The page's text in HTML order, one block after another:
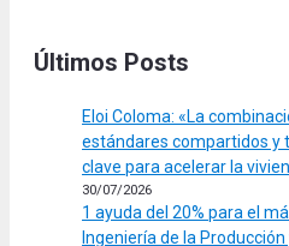
Últimos Posts
Eloi Coloma: «La
estándares compartidos y
clave para acelerar la
30/07/2026
1 ayuda del 20% para el
Ingeniería de la